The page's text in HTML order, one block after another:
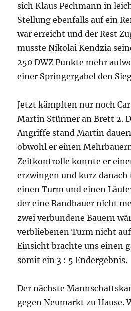
sich Klaus Pechmann in
Stellung ebenfalls auf ein
war erreicht und der Rest
musste Nikolai Kendzia
250 DWZ Punkte mehr
einer Springergabel den
Jetzt kämpften nur noch
Martin Stürmer an Brett 2.
Angriffe stand Martin
obwohl er einen
Zeitkontrolle konnte er
erzwingen und kurz danach
einen Turm und einen
der eine Randbauer nicht
zwei verbundene Bauern
verbliebenen Turm nicht
Einsicht brachte uns einen
somit ein 3 : 5 Endergebnis.
Der nächste
gegen Neumarkt zu Hause.